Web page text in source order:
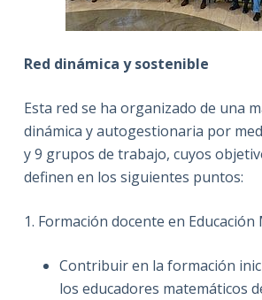
Red dinámica y sostenible
Esta red se ha organizado de una
dinámica y autogestionaria por
y 9 grupos de trabajo, cuyos
definen en los siguientes puntos:
1. Formación docente en Educación
Contribuir en la formación
los educadores matemáticos